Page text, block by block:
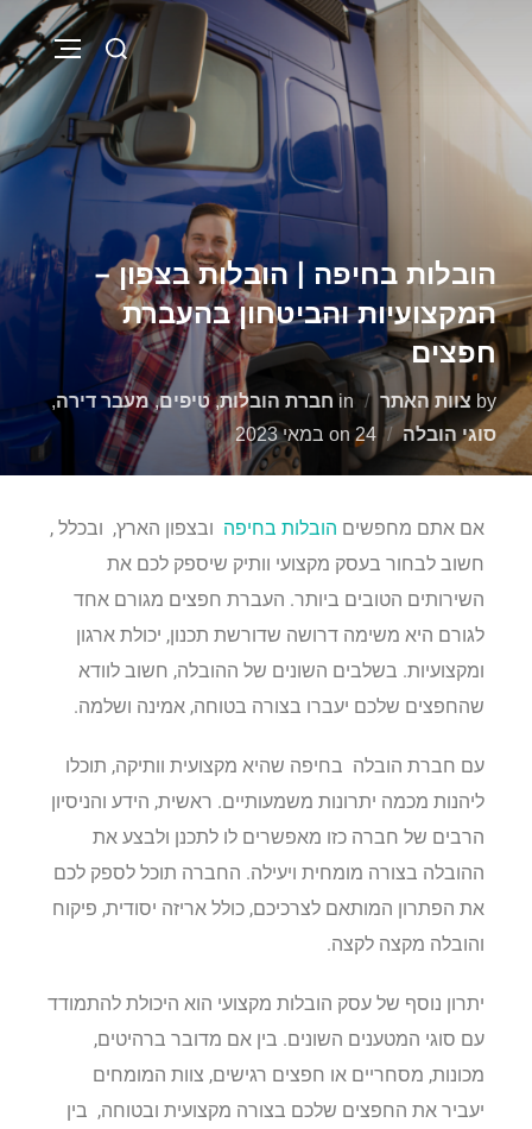
הובלות בחיפה | הובלות בצפון –
המקצועיות והביטחון בהעברת
חפצים
by צוות האתר in חברת הובלות,טיפים,מעבר דירה,
סוגי הובלה
on24 במאי 2023
אם אתם מחפשים הובלות בחיפה ובצפון הארץ, ובכלל ,
חשוב לבחור בעסק מקצועי וותיק שיספק לכם את
השירותים הטובים ביותר. העברת חפצים מגורם אחד
לגורם היא משימה דרושה שדורשת תכנון, יכולת ארגון
ומקצועיות. בשלבים השונים של ההובלה, חשוב לוודא
שהחפצים שלכם יעברו בצורה בטוחה, אמינה ושלמה.
עם חברת הובלה בחיפה שהיא מקצועית וותיקה, תוכלו
ליהנות מכמה יתרונות משמעותיים. ראשית, הידע והניסיון
הרבים של חברה כזו מאפשרים לו לתכנן ולבצע את
ההובלה בצורה מומחית ויעילה. החברה תוכל לספק לכם
את הפתרון המותאם לצרכיכם, כולל אריזה יסודית, פיקוח
והובלה מקצה לקצה.
יתרון נוסף של עסק הובלות מקצועי הוא היכולת להתמודד
עם סוגי המטענים השונים. בין אם מדובר ברהיטים,
מכונות, מסחריים או חפצים רגישים, צוות המומחים
יעביר את החפצים שלכם בצורה מקצועית ובטוחה, בין